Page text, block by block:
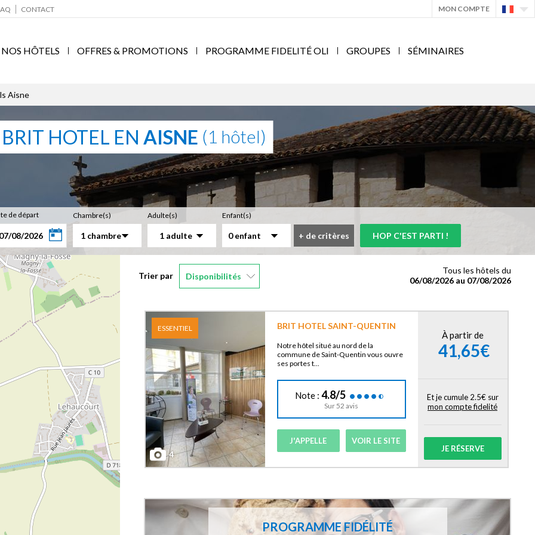
CONTACT MON COMPTE
NOS HÔTELS OFFRES & PROMOTIONS PROGRAMME FIDELITÉ OLI GROUPES SÉMINAIRES
Aisne
BRIT HOTEL EN AISNE (1 hôtel)
de départ Chambre(s)
1 chambre
Adulte(s)
1 adulte
Enfant(s)
0 enfant + de critères
Trier par Disponibilités
Tous les hôtels du
06/08/2026 au 07/08/2026
ESSENTIEL
4
BRIT HOTEL SAINT-QUENTIN
Notre hôtel situé au nord de la
commune de Saint-Quentin vous ouvre
ses portes t...
Note : 4.8/5
Sur 52 avis
J'APPELLE VOIR LE SITE
À partir de
41,65€
Et je cumule 2.5€ sur
mon compte fidelité
JE RÉSERVE
PROGRAMME FIDÉLITÉ